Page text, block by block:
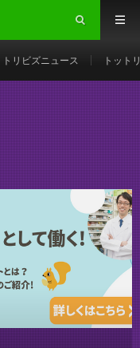
トリビズニュース トット